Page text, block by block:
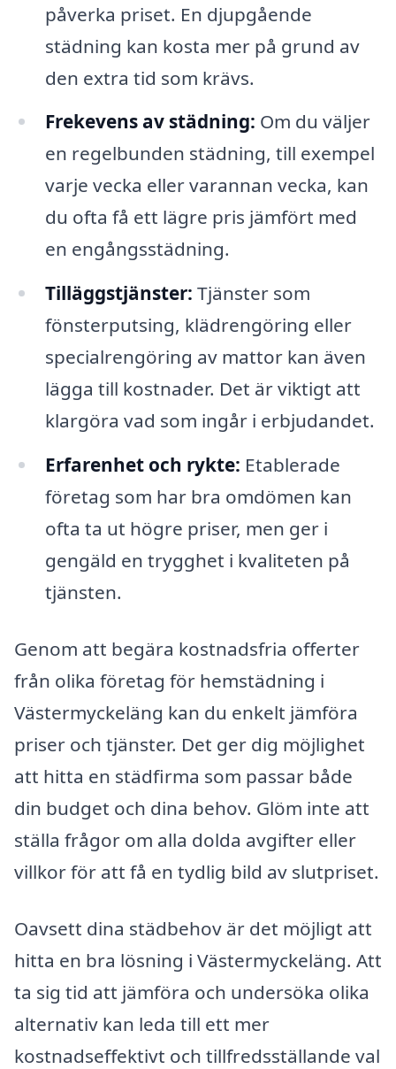
påverka priset. En djupgående
städning kan kosta mer på grund av
den extra tid som krävs.
Frekevens av städning: Om du väljer
en regelbunden städning, till exempel
varje vecka eller varannan vecka, kan
du ofta få ett lägre pris jämfört med
en engångsstädning.
Tilläggstjänster: Tjänster som
fönsterputsing, klädrengöring eller
specialrengöring av mattor kan även
lägga till kostnader. Det är viktigt att
klargöra vad som ingår i erbjudandet.
Erfarenhet och rykte: Etablerade
företag som har bra omdömen kan
ofta ta ut högre priser, men ger i
gengäld en trygghet i kvaliteten på
tjänsten.
Genom att begära kostnadsfria offerter
från olika företag för hemstädning i
Västermyckeläng kan du enkelt jämföra
priser och tjänster. Det ger dig möjlighet
att hitta en städfirma som passar både
din budget och dina behov. Glöm inte att
ställa frågor om alla dolda avgifter eller
villkor för att få en tydlig bild av slutpriset.
Oavsett dina städbehov är det möjligt att
hitta en bra lösning i Västermyckeläng. Att
ta sig tid att jämföra och undersöka olika
alternativ kan leda till ett mer
kostnadseffektivt och tillfredsställande val